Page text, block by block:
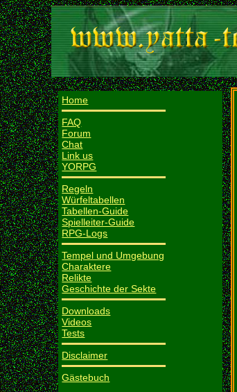
Home
FAQ
Forum
Chat
Link us
YORPG
Regeln
Würfeltabellen
Tabellen-Guide
Spielleiter-Guide
RPG-Logs
Tempel und Umgebung
Charaktere
Relikte
Geschichte der Sekte
Downloads
Videos
Tests
Disclaimer
Gästebuch